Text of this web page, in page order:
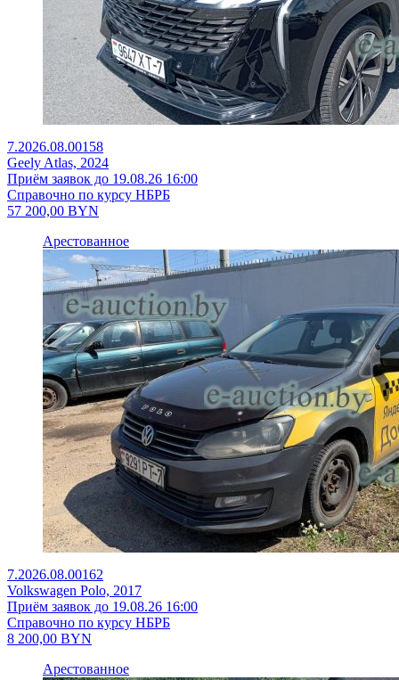
7.2026.08.00158
Geely Atlas, 2024
Приём заявок до 19.08.26 16:00
Справочно по курсу НБРБ
57 200,00 BYN
Арестованное
7.2026.08.00162
Volkswagen Polo, 2017
Приём заявок до 19.08.26 16:00
Справочно по курсу НБРБ
8 200,00 BYN
Арестованное